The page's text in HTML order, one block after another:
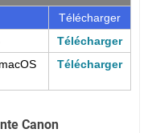
Télécharger
Télécharger
Télécharger
Canon